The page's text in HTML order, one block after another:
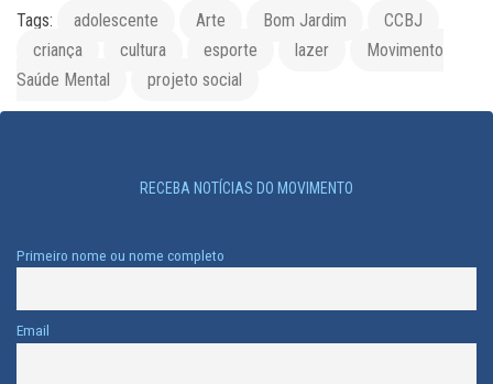
Tags: adolescente Arte Bom Jardim
CCBJ
criança
cultura esporte lazer
Movimento
Saúde Mental
projeto social
RECEBA NOTÍCIAS DO MOVIMENTO
Primeiro nome ou nome completo
Email